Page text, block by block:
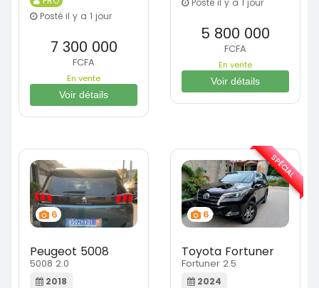
Posté il y a 1 jour
7 300 000
FCFA
En vente
Voir détails
5 800 000
FCFA
En vente
Voir détails
6
Peugeot 5008
5008 2.0
2018
6
Toyota Fortuner
Fortuner 2.5
2024
SPÉCIAL